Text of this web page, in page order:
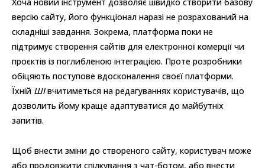
версію сайту, його функціонал наразі не розрахований на
складніші завдання. Зокрема, платформа поки не
підтримує створення сайтів для електронної комерції чи
проєктів із поглибленою інтеграцією. Проте розробники
обіцяють поступове вдосконалення своєї платформи.
Їхній ШІвчитиметься на редагуваннях користувачів, що
дозволить йому краще адаптуватися до майбутніх
запитів.
Щоб внести зміни до створеного сайту, користувач може
або продовжити спілкування з чат-ботом, або внести